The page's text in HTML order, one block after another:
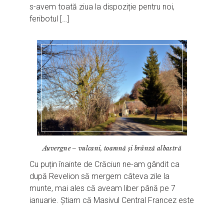
s-avem toată ziua la dispoziție pentru noi,
feribotul […]
Auvergne – vulcani, toamnă și brânză albastră
Cu puțin înainte de Crăciun ne-am gândit ca
după Revelion să mergem câteva zile la
munte, mai ales că aveam liber până pe 7
ianuarie. Știam că Masivul Central Francez este